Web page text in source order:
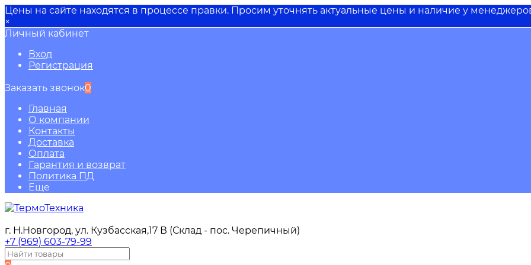
Цены на сайте находятся в процессе правки. Просим уточнять актуальные цены и наличие у
×
Личный кабинет
Вход
Регистрация
Заказать звонок0
Главная
О компании
Контакты
Доставка
Оплата
Гарантия и возврат
Политика ПД
Еще
г. Н.Новгород, ул. Кузбасская,17 В (Склад - пос. Черепичный)
+7 (969) 603-79-99